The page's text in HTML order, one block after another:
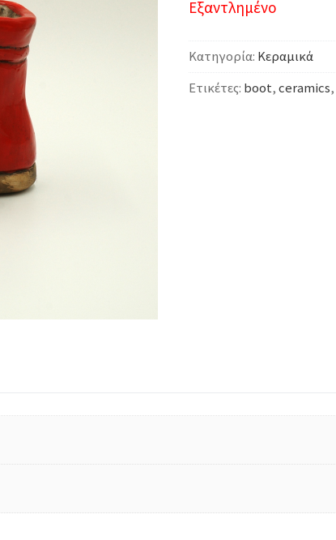
Εξαντλημένο
Κατηγορία: Κεραμικά
Ετικέτες: boot,ceramics,